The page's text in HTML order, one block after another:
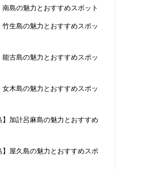
南島の魅力とおすすめスポット
竹生島の魅力とおすすめスポッ
能古島の魅力とおすすめスポッ
女木島の魅力とおすすめスポッ
】加計呂麻島の魅力とおすすめ
】屋久島の魅力とおすすめスポ